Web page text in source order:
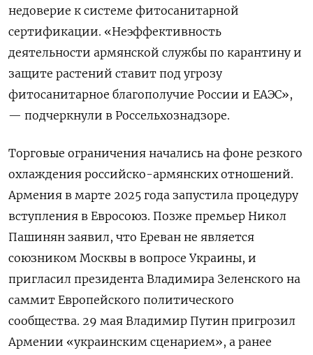
недоверие к системе фитосанитарной
сертификации. «Неэффективность
деятельности армянской службы по карантину и
защите растений ставит под угрозу
фитосанитарное благополучие России и ЕАЭС»,
— подчеркнули в Россельхознадзоре.
Торговые ограничения начались на фоне резкого
охлаждения российско-армянских отношений.
Армения в марте 2025 года запустила процедуру
вступления в Евросоюз. Позже премьер Никол
Пашинян заявил, что Ереван не является
союзником Москвы в вопросе Украины, и
пригласил президента Владимира Зеленского на
саммит Европейского политического
сообщества. 29 мая Владимир Путин пригрозил
Армении «украинским сценарием», а ранее